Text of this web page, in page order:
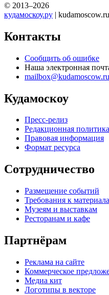
© 2013–2026
кудамоскоу.ру | kudamoscow.ru
Контакты
Сообщить об ошибке
Наша электронная
mailbox@kudamoscow.ru
Кудамоскоу
Пресс-релиз
Редакционная политика
Правовая информация
Формат ресурса
Сотрудничество
Размещение событий
Требования к
Музеям и выставкам
Ресторанам и кафе
Партнёрам
Реклама на сайте
Коммерческое
Медиа кит
Логотипы в векторе